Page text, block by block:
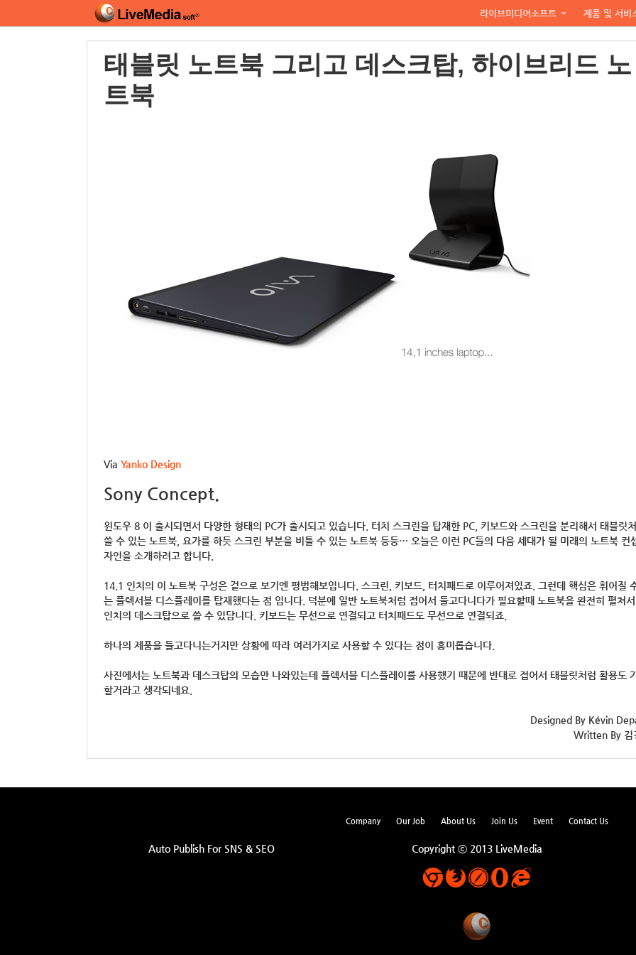
라이브미디어소프트 제품 및 서비
태블릿 노트북 그리고 데스크탑, 하이브리드 노
트북
Via Yanko Design
Sony Concept.
윈도우 8 이 출시되면서 다양한 형태의 PC가 출시되고 있습니다. 터치 스크린을 탑재한 PC, 키보드와 스크린을 분리해서 태블릿
쓸 수 있는 노트북, 요가를 하듯 스크린 부분을 비틀 수 있는 노트북 등등… 오늘은 이런 PC들의 다음 세대가 될 미래의 노트북 컨
자인을 소개하려고 합니다.
14.1 인치의 이 노트북 구성은 겉으로 보기엔 평범해보입니다. 스크린, 키보드, 터치패드로 이루어져있죠. 그런데 핵심은 휘어질
는 플렉서블 디스플레이를 탑재했다는 점 입니다. 덕분에 일반 노트북처럼 접어서 들고다니다가 필요할때 노트북을 완전히 펼쳐
인치의 데스크탑으로 쓸 수 있답니다. 키보드는 무선으로 연결되고 터치패드도 무선으로 연결되죠.
하나의 제품을 들고다니는거지만 상황에 따라 여러가지로 사용할 수 있다는 점이 흥미롭습니다.
사진에서는 노트북과 데스크탑의 모습만 나와있는데 플렉서블 디스플레이를 사용했기 때문에 반대로 접어서 태블릿처럼 활용도
할거라고 생각되네요.
Designed By Kévin
Written By 김
Company Our Job About Us Join Us Event Contact Us
Auto Publish For SNS & SEO Copyright ⓒ 2013 LiveMedia